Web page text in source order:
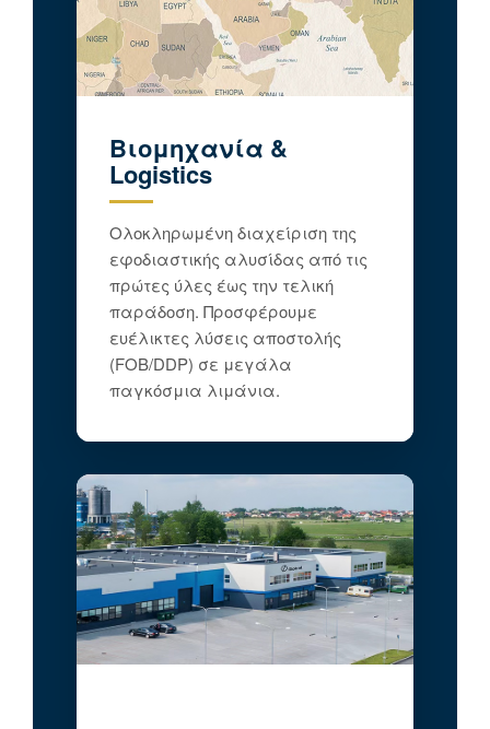
Βιομηχανία &
Logistics
Ολοκληρωμένη διαχείριση της
εφοδιαστικής αλυσίδας από τις
πρώτες ύλες έως την τελική
παράδοση. Προσφέρουμε
ευέλικτες λύσεις αποστολής
(FOB/DDP) σε μεγάλα
παγκόσμια λιμάνια.